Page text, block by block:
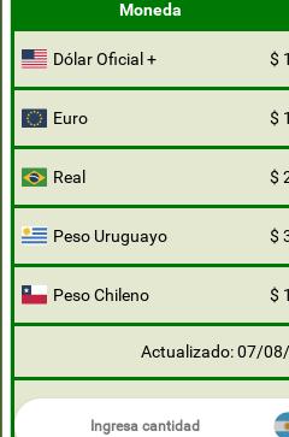
Moneda
Dólar Oficial + $
Euro $
Real $
Peso Uruguayo $
Peso Chileno $
Actualizado: 07/